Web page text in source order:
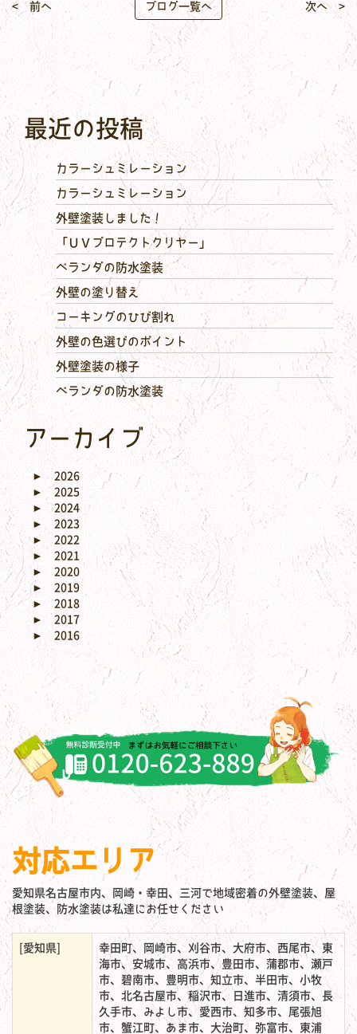
< 前へ ブログ一覧へ 次へ >
最近の投稿
カラーシュミレーション
カラーシュミレーション
外壁塗装しました！
「ＵＶプロテクトクリヤー」
ベランダの防水塗装
外壁の塗り替え
コーキングのひび割れ
外壁の色選びのポイント
外壁塗装の様子
ベランダの防水塗装
アーカイブ
►
2026
►
2025
►
2024
►
2023
►
2022
►
2021
►
2020
►
2019
►
2018
►
2017
►
2016
対応エリア
愛知県名古屋市内、岡崎・幸田、三河で地域密着の外壁塗装、屋
根塗装、防水塗装は私達にお任せください
[愛知県]
幸田町、岡崎市、刈谷市、大府市、西尾市、東
海市、安城市、高浜市、豊田市、蒲郡市、瀬戸
市、碧南市、豊明市、知立市、半田市、小牧
市、北名古屋市、稲沢市、日進市、清須市、長
久手市、みよし市、愛西市、知多市、尾張旭
市、蟹江町、あま市、大治町、弥富市、東浦